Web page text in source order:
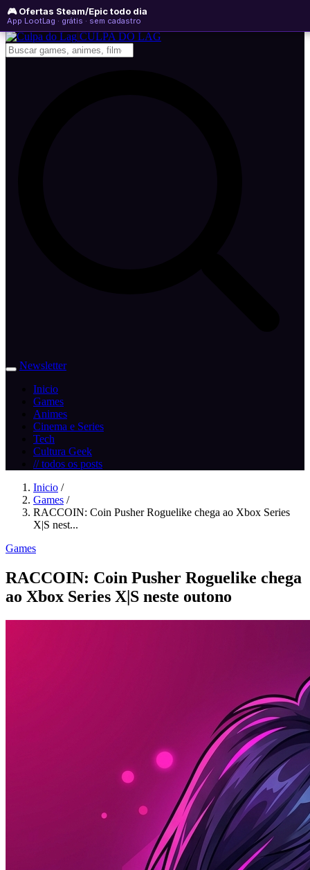
🎮 Ofertas Steam/Epic todo dia
App LootLag · grátis · sem cadastro
sábado, 08 de agosto de 2026 WhatsApp
Newsletter
CULPA DO LAG
Newsletter
Inicio
Games
Animes
Cinema e Series
Tech
Cultura Geek
// todos os posts
Inicio /
Games /
RACCOIN: Coin Pusher Roguelike chega ao Xbox Series
X|S nest...
Games
RACCOIN: Coin Pusher Roguelike chega
ao Xbox Series X|S neste outono